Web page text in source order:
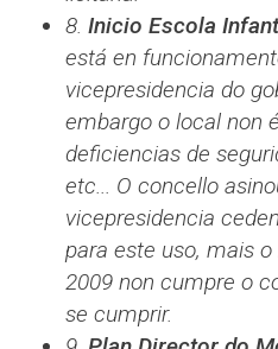
8. Inicio Escola
está en
vicepresidencia do
embargo o local non
deficiencias de
etc... O concello
vicepresidencia
para este uso, mais
2009 non cumpre o
se cumprir.